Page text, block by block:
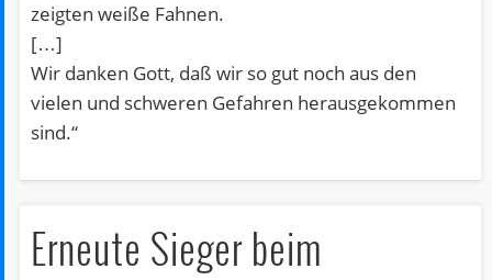
zeigten weiße Fahnen.
[…]
Wir danken Gott, daß wir so gut noch aus den
vielen und schweren Gefahren herausgekommen
sind.“
Erneute Sieger beim